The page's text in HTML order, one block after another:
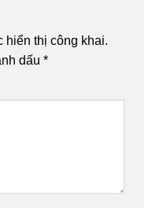
hiển thị công khai.
dấu *